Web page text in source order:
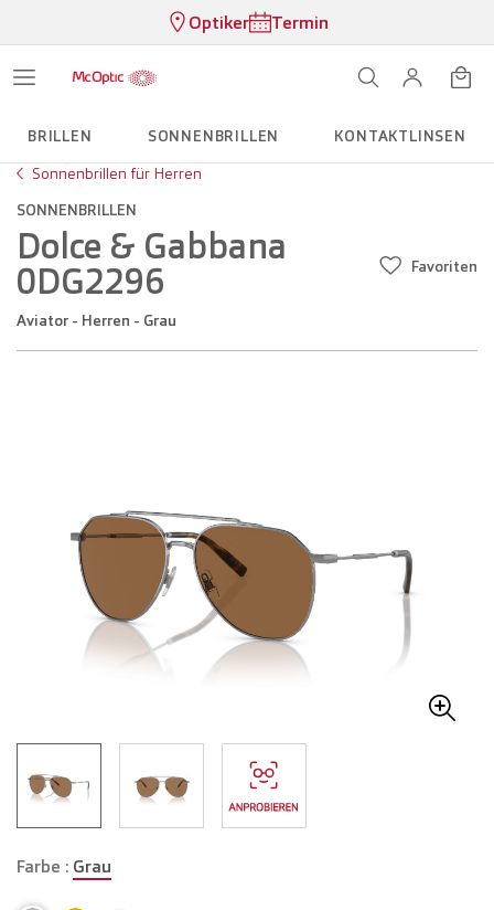
Optiker Termin
BRILLEN SONNENBRILLEN
KONTAKTLINSEN
Sonnenbrillen für Herren
SONNENBRILLEN
Dolce & Gabbana
0DG2296
Aviator - Herren - Grau
Favoriten
Farbe : Grau